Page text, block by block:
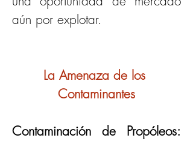
aún por explotar.
La Amenaza de los
Contaminantes
Contaminación de Propóleos: